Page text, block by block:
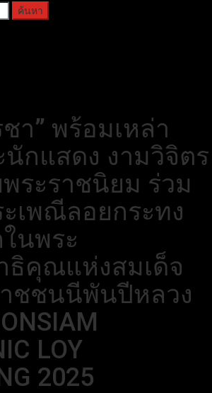
า” พร้อมเหล่า
กแสดง งามวิจิตร
ระราชนิยม ร่วม
เพณีลอยกระทง
นพระ
คุณแห่งสมเด็จ
ชชนนีพันปีหลวง
LOY
2025